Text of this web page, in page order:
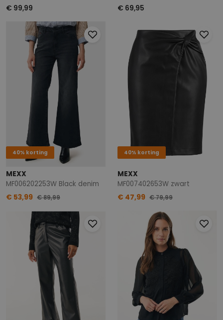
€ 99,99
€ 69,95
40% korting
MEXX
MF006202253W Black denim
€ 53,99 € 89,99
40% korting
MEXX
MF007402653W zwart
€ 47,99 € 79,99